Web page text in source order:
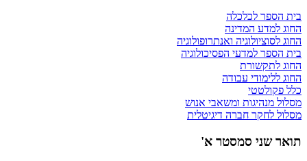
בית הספר לכלכלה
החוג למדע המדינה
החוג לסוציולוגיה ואנתרופולוגיה
בית הספר למדעי הפסיכולוגיה
החוג לתקשורת
החוג ללימודי עבודה
כלל פקולטטי
מסלול מנהיגות ומשאבי אנוש
מסלול לחקר חברה דיגיטלית
תואר שני סמסטר א'